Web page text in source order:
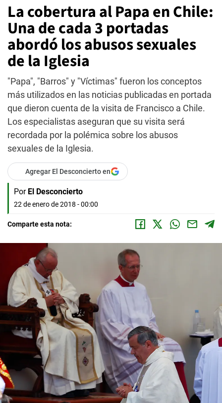
La cobertura al Papa en Chile:
Una de cada 3 portadas
abordó los abusos sexuales
de la Iglesia
"Papa", "Barros" y "Víctimas" fueron los conceptos
más utilizados en las noticias publicadas en portada
que dieron cuenta de la visita de Francisco a Chile.
Los especialistas aseguran que su visita será
recordada por la polémica sobre los abusos
sexuales de la Iglesia.
Agregar El Desconcierto en
Por El Desconcierto
22 de enero de 2018 - 00:00
Comparte esta nota: